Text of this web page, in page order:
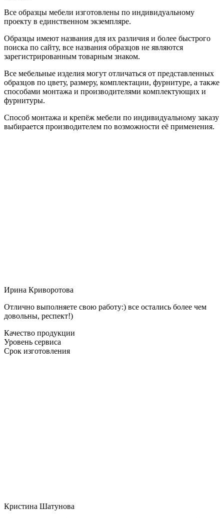
Все образцы мебели изготовлены по индивидуальному
проекту в единственном экземпляре.
Образцы имеют названия для их различия и более быстрого
поиска по сайту, все названия образцов не являются
зарегистрированным товарным знаком.
Все мебельные изделия могут отличаться от представленных
образцов по цвету, размеру, комплектации, фурнитуре, а также
способами монтажа и производителями комплектующих и
фурнитуры.
Способ монтажа и крепёж мебели по индивидуальному заказу
выбирается производителем по возможности её применения.
Ирина Криворотова
Отлично выполняете свою работу:) все остались более чем
довольны, респект!)
Качество продукции
Уровень сервиса
Срок изготовления
Кристина Шатунова